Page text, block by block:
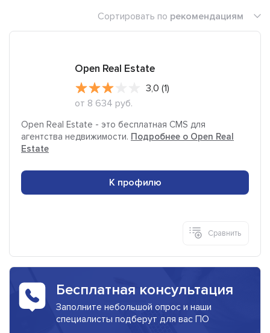
Сортировать по рекомендациям
Open Real Estate
3,0 (1)
от 8 634 руб.
Open Real Estate - это бесплатная CMS для
агентства недвижимости. Подробнее о Open Real
Estate
К профилю
Сравнить
Бесплатная консультация
Заполните небольшой опрос и наши
специалисты подберут для вас ПО